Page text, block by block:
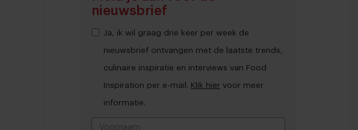
nieuwsbrief
Ja, ik wil graag drie keer per week de
nieuwsbrief ontvangen met de laatste trends,
culinaire inspiratie en interviews van Food
Inspiration per e-mail. Klik hier voor meer
informatie.